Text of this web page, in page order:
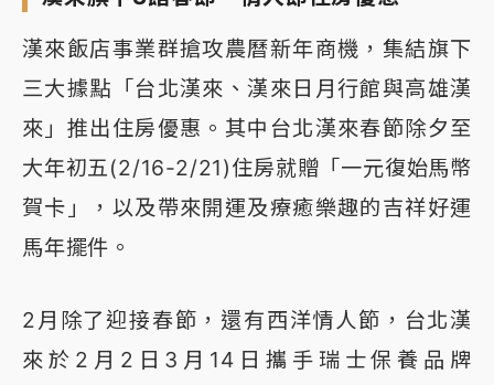
漢來飯店事業群搶攻農曆新年商機，集結旗下
三大據點「台北漢來、漢來日月行館與高雄漢
來」推出住房優惠。其中台北漢來春節除夕至
大年初五(2/16-2/21)住房就贈「一元復始馬幣
賀卡」，以及帶來開運及療癒樂趣的吉祥好運
馬年擺件。
2月除了迎接春節，還有西洋情人節，台北漢
來於2月2日3月14日攜手瑞士保養品牌